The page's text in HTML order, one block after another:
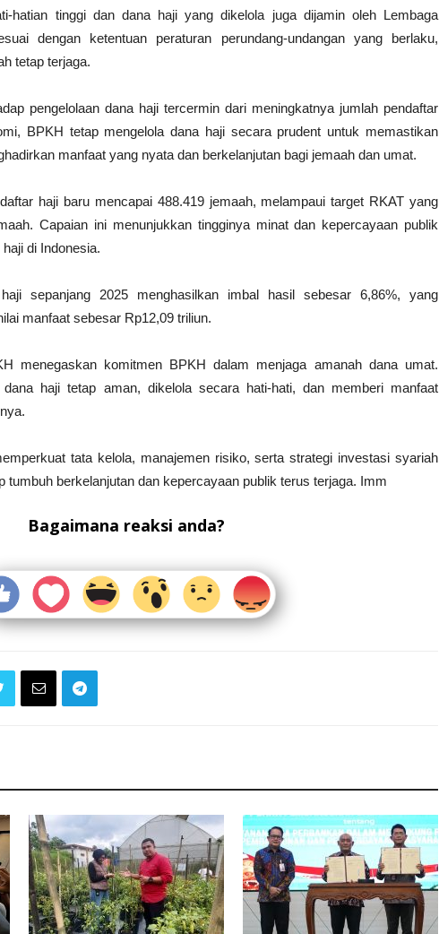
hatian tinggi dan dana haji yang dikelola juga dijamin oleh Lembaga
dengan ketentuan peraturan perundang-undangan yang berlaku,
tetap terjaga.
pengelolaan dana haji tercermin dari meningkatnya jumlah pendaftar
BPKH tetap mengelola dana haji secara prudent untuk memastikan
manfaat yang nyata dan berkelanjutan bagi jemaah dan umat.
haji baru mencapai 488.419 jemaah, melampaui target RKAT yang
Capaian ini menunjukkan tingginya minat dan kepercayaan publik
di Indonesia.
sepanjang 2025 menghasilkan imbal hasil sebesar 6,86%, yang
manfaat sebesar Rp12,09 triliun.
menegaskan komitmen BPKH dalam menjaga amanah dana umat.
dana haji tetap aman, dikelola secara hati-hati, dan memberi manfaat
tata kelola, manajemen risiko, serta strategi investasi syariah
tumbuh berkelanjutan dan kepercayaan publik terus terjaga. Imm
Bagaimana reaksi anda?